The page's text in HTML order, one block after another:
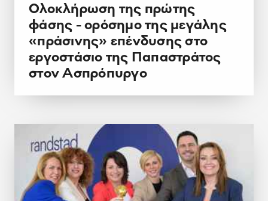
Ολοκλήρωση της πρώτης
φάσης - ορόσημο της μεγάλης
«πράσινης» επένδυσης στο
εργοστάσιο της Παπαστράτος
στον Ασπρόπυργο